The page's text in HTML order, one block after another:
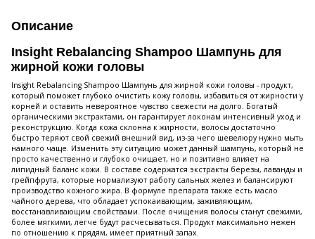
Описание
Insight Rebalancing Shampoo Шампунь для
жирной кожи головы
Insight Rebalancing Shampoo Шампунь для жирной кожи головы - продукт,
который поможет глубоко очистить кожу головы, избавиться от жирности у
корней и оставить невероятное чувство свежести на долго. Богатый
органическими экстрактами, он гарантирует локонам интенсивный уход и
реконструкцию. Когда кожа склонна к жирности, волосы достаточно
быстро теряют свой свежий внешний вид, из-за чего шевелюру нужно мыть
намного чаще. Изменить эту ситуацию может данный шампунь, который не
просто качественно и глубоко очищает, но и позитивно влияет на
липидный баланс кожи. В составе содержатся экстракты березы, лаванды и
грейпфрута, которые нормализуют работу сальных желез и балансируют
производство кожного жира. В формуле препарата также есть масло
чайного дерева, что обладает успокаивающим, заживляющим,
восстанавливающим свойствами. После очищения волосы станут свежими,
более мягкими, легче будут расчесываться. Продукт максимально нежен
по отношению к прядям, имеет приятный запах.